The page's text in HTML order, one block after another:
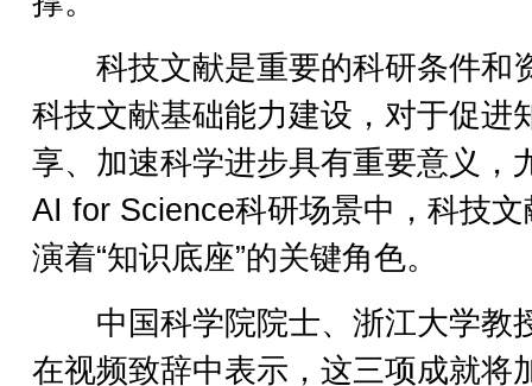
科技文献是重要的科研条件和
科技文献基础能力建设，对于促进
享、加速科学进步具有重要意义，
AI for Science科研场景中，科技文
演着“知识底座”的关键角色。
中国科学院院士、浙江大学教
在视频致辞中表示，这三项成就将